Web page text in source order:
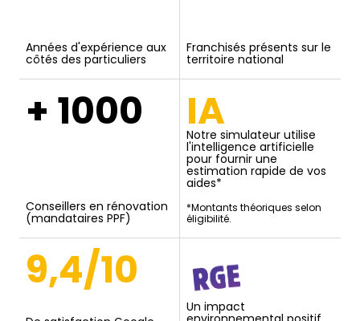
Années d'expérience aux
côtés des particuliers
Franchisés présents sur le
territoire national
+ 1000
Conseillers en rénovation
(mandataires PPF)
IA
Notre simulateur utilise
l'intelligence artificielle
pour fournir une
estimation rapide de vos
aides*
*Montants théoriques selon
éligibilité.
9,4/10
Un impact